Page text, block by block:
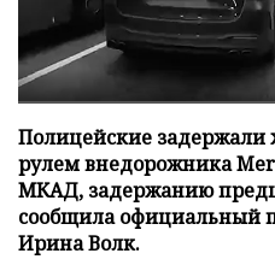
Полицейские
рулем внедорожника
МКАД, задержанию
сообщила официальный
Ирина Волк.